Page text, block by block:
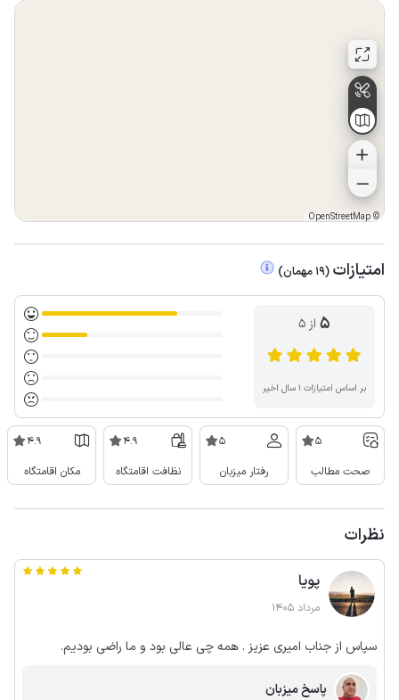
©
OpenStreetMap
امتیازات (
19 مهمان)
5 از ۵
بر اساس امتیازات ۱ سال اخیر
5
صحت مطالب
5
رفتار میزبان
4.9
نظافت اقامتگاه
4.9
مکان اقامتگاه
نظرات
پویا
مرداد 1405
سپاس از جناب امیری عزیز . همه چی عالی بود و ما راضی بودیم.
پاسخ میزبان